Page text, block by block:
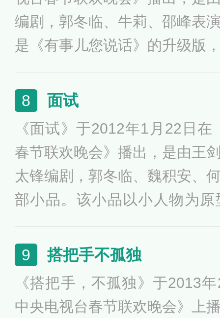
编剧，郭冬临、牛莉、邵峰表
是《有事儿您说话》的升级版
不满，二人想出了要“补办婚礼
的故事，但也反映的是现实生
8 面试
《面试》于2012年1月22日
春节联欢晚会》播出，是由王
太锋编剧，郭冬临、魏积安、
部小品。该小品以小人物为
列突发状况，被误认成小偷的
到演出效果是非常成功的，算
报以了热烈的掌声。
9 搭把手不孤独
《搭把手，不孤独》于2013
中央电视台春节联欢晚会》上